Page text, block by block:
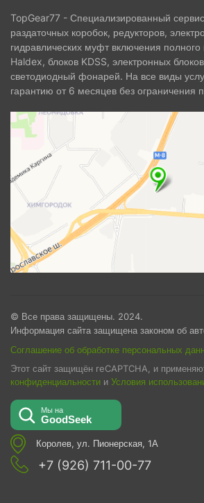
TopGear77 - Специализированный
раздаточных коробок, редукторов,
гидравлических муфт включения
Haldex, блоков KDSS, электронных
светодиодный фонарей. На все виды
гарантию от 6 месяцев без ограничения
© Все права защищены. 2024.
Информация сайта защищена законом об
Соглашение об обработке персональных
Этот сайт защищён reCAPTCHA, и
конфиденциальности и Условия
Королев, ул. Пионерская, 1А
+7 (926) 711-00-77